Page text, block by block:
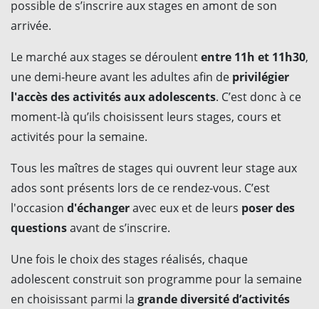
possible de s’inscrire aux stages en amont de son
arrivée.
Le marché aux stages se déroulententre 11h et 11h30,
une demi-heure avant les adultes afin de privilégier
l'accès des activités aux adolescents. C’est donc à ce
moment-là qu’ils choisissent leurs stages, cours et
activités pour la semaine.
Tous les maîtres de stages qui ouvrent leur stage aux
ados sont présents lors de ce rendez-vous. C’est
l'occasion d'échangeravec eux et de leurs poser des
questionsavant de s’inscrire.
Une fois le choix des stages réalisés, chaque
adolescent construit son programme pour la semaine
en choisissant parmi la grande diversité d’activités